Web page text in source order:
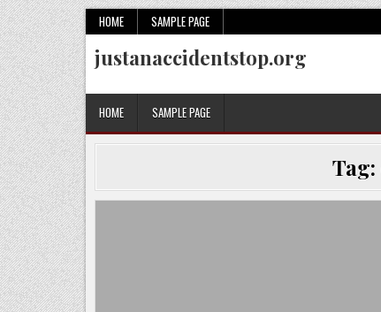
Skip
to
content
HOME SAMPLE PAGE
justanaccidentstop.org
HOME SAMPLE PAGE
Tag: